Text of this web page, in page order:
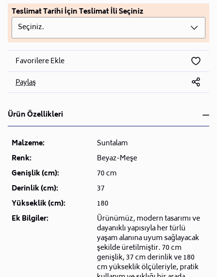
Teslimat Tarihi İçin Teslimat İli Seçiniz
Seçiniz.
Favorilere Ekle
Paylaş
Ürün Özellikleri
Malzeme:
Suntalam
Renk:
Beyaz-Meşe
Genişlik (cm):
70 cm
Derinlik (cm):
37
Yükseklik (cm):
180
Ek Bilgiler:
Ürünümüz, modern tasarımı ve
dayanıklı yapısıyla her türlü
yaşam alanına uyum sağlayacak
şekilde üretilmiştir. 70 cm
genişlik, 37 cm derinlik ve 180
cm yükseklik ölçüleriyle, pratik